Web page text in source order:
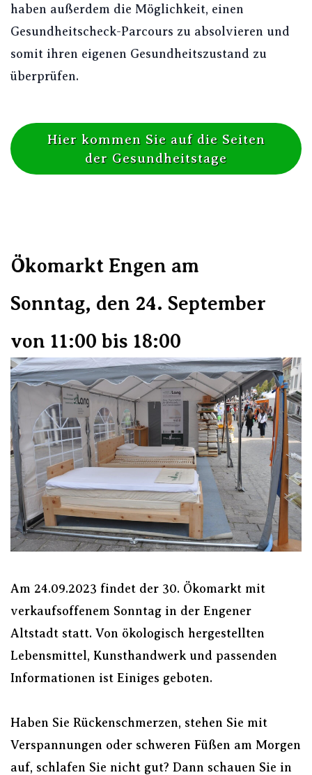
haben außerdem die Möglichkeit, einen
Gesundheitscheck-Parcours zu absolvieren und
somit ihren eigenen Gesundheitszustand zu
überprüfen.
Hier kommen Sie auf die Seiten
der Gesundheitstage
Ökomarkt Engen am
Sonntag, den 24. September
von 11:00 bis 18:00
Am 24.09.2023 findet der 30. Ökomarkt mit
verkaufsoffenem Sonntag in der Engener
Altstadt statt. Von ökologisch hergestellten
Lebensmittel, Kunsthandwerk und passenden
Informationen ist Einiges geboten.
Haben Sie Rückenschmerzen, stehen Sie mit
Verspannungen oder schweren Füßen am Morgen
auf, schlafen Sie nicht gut? Dann schauen Sie in